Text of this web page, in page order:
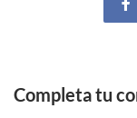
Completa tu